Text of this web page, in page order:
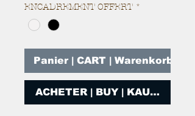
ENCADREMENT OFFERT *
Panier | CART | Warenkorb
ACHETER | BUY | KAUFEN